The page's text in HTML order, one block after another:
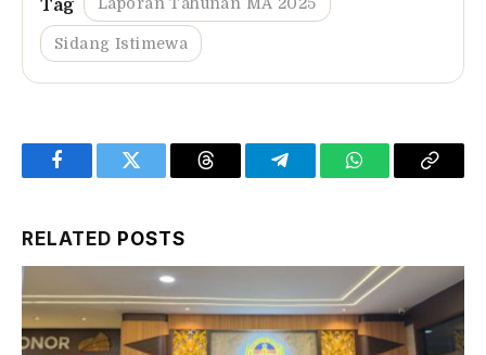
Laporan Tahunan MA 2025
Sidang Istimewa
FacebookTwitter Threads TelegramWhatsAppCopy
RELATED POSTS